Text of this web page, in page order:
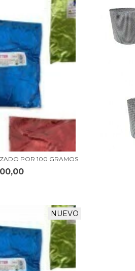
POR 100 GRAMOS
NUEVO